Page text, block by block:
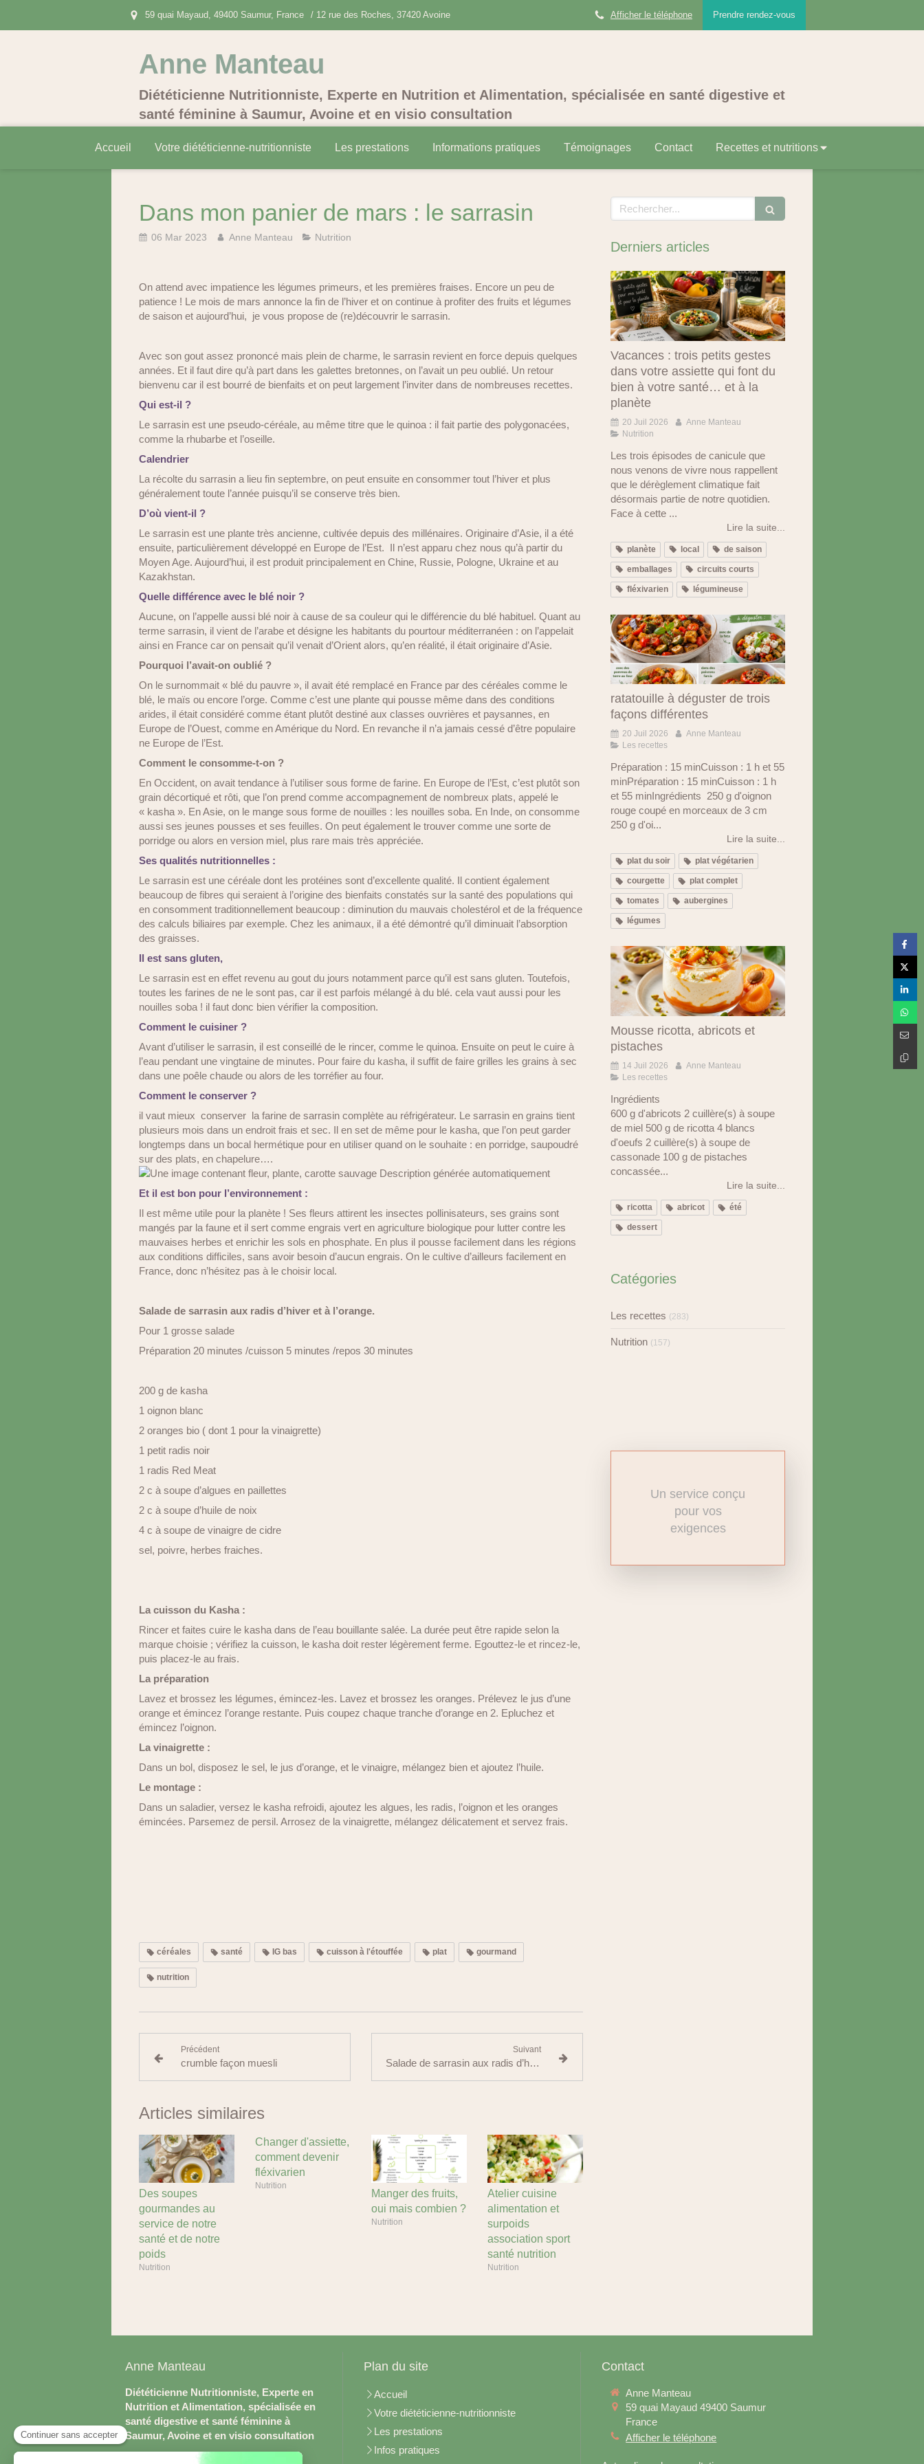
59 quai Mayaud, 49400 Saumur, France / 12 rue des Roches, 37420 Avoine Prendre rendez-vous
Afficher le téléphone
Anne Manteau
Diététicienne Nutritionniste, Experte en Nutrition et Alimentation, spécialisée en santé digestive et
santé féminine à Saumur, Avoine et en visio consultation
Accueil Votre diététicienne-nutritionniste Les prestations Informations pratiques Témoignages Contact Recettes et nutritions
Dans mon panier de mars : le sarrasin
06 Mar 2023 Anne Manteau Nutrition
On attend avec impatience les légumes primeurs, et les premières fraises. Encore un peu de
patience ! Le mois de mars annonce la fin de l’hiver et on continue à profiter des fruits et légumes
de saison et aujourd’hui, je vous propose de (re)découvrir le sarrasin.
Avec son gout assez prononcé mais plein de charme, le sarrasin revient en force depuis quelques
années. Et il faut dire qu’à part dans les galettes bretonnes, on l’avait un peu oublié. Un retour
bienvenu car il est bourré de bienfaits et on peut largement l’inviter dans de nombreuses recettes.
Qui est-il ?
Le sarrasin est une pseudo-céréale, au même titre que le quinoa : il fait partie des polygonacées,
comme la rhubarbe et l’oseille.
Calendrier
La récolte du sarrasin a lieu fin septembre, on peut ensuite en consommer tout l’hiver et plus
généralement toute l’année puisqu’il se conserve très bien.
D’où vient-il ?
Le sarrasin est une plante très ancienne, cultivée depuis des millénaires. Originaire d’Asie, il a été
ensuite, particulièrement développé en Europe de l’Est. Il n’est apparu chez nous qu’à partir du
Moyen Age. Aujourd’hui, il est produit principalement en Chine, Russie, Pologne, Ukraine et au
Kazakhstan.
Quelle différence avec le blé noir ?
Aucune, on l’appelle aussi blé noir à cause de sa couleur qui le différencie du blé habituel. Quant au
terme sarrasin, il vient de l’arabe et désigne les habitants du pourtour méditerranéen : on l’appelait
ainsi en France car on pensait qu’il venait d’Orient alors, qu’en réalité, il était originaire d’Asie.
Pourquoi l’avait-on oublié ?
On le surnommait « blé du pauvre », il avait été remplacé en France par des céréales comme le
blé, le maïs ou encore l’orge. Comme c’est une plante qui pousse même dans des conditions
arides, il était considéré comme étant plutôt destiné aux classes ouvrières et paysannes, en
Europe de l’Ouest, comme en Amérique du Nord. En revanche il n’a jamais cessé d’être populaire
ne Europe de l’Est.
Comment le consomme-t-on ?
En Occident, on avait tendance à l’utiliser sous forme de farine. En Europe de l’Est, c’est plutôt son
grain décortiqué et rôti, que l’on prend comme accompagnement de nombreux plats, appelé le
« kasha ». En Asie, on le mange sous forme de nouilles : les nouilles soba. En Inde, on consomme
aussi ses jeunes pousses et ses feuilles. On peut également le trouver comme une sorte de
porridge ou alors en version miel, plus rare mais très appréciée.
Ses qualités nutritionnelles :
Le sarrasin est une céréale dont les protéines sont d’excellente qualité. Il contient également
beaucoup de fibres qui seraient à l’origine des bienfaits constatés sur la santé des populations qui
en consomment traditionnellement beaucoup : diminution du mauvais cholestérol et de la fréquence
des calculs biliaires par exemple. Chez les animaux, il a été démontré qu’il diminuait l’absorption
des graisses.
Il est sans gluten,
Le sarrasin est en effet revenu au gout du jours notamment parce qu’il est sans gluten. Toutefois,
toutes les farines de ne le sont pas, car il est parfois mélangé à du blé. cela vaut aussi pour les
nouilles soba ! il faut donc bien vérifier la composition.
Comment le cuisiner ?
Avant d’utiliser le sarrasin, il est conseillé de le rincer, comme le quinoa. Ensuite on peut le cuire à
l’eau pendant une vingtaine de minutes. Pour faire du kasha, il suffit de faire grilles les grains à sec
dans une poêle chaude ou alors de les torréfier au four.
Comment le conserver ?
il vaut mieux conserver la farine de sarrasin complète au réfrigérateur. Le sarrasin en grains tient
plusieurs mois dans un endroit frais et sec. Il en set de même pour le kasha, que l’on peut garder
longtemps dans un bocal hermétique pour en utiliser quand on le souhaite : en porridge, saupoudré
sur des plats, en chapelure….
Et il est bon pour l’environnement :
Il est même utile pour la planète ! Ses fleurs attirent les insectes pollinisateurs, ses grains sont
mangés par la faune et il sert comme engrais vert en agriculture biologique pour lutter contre les
mauvaises herbes et enrichir les sols en phosphate. En plus il pousse facilement dans les régions
aux conditions difficiles, sans avoir besoin d’aucun engrais. On le cultive d’ailleurs facilement en
France, donc n’hésitez pas à le choisir local.
Salade de sarrasin aux radis d’hiver et à l’orange.
Pour 1 grosse salade
Préparation 20 minutes /cuisson 5 minutes /repos 30 minutes
200 g de kasha
1 oignon blanc
2 oranges bio ( dont 1 pour la vinaigrette)
1 petit radis noir
1 radis Red Meat
2 c à soupe d’algues en paillettes
2 c à soupe d’huile de noix
4 c à soupe de vinaigre de cidre
sel, poivre, herbes fraiches.
La cuisson du Kasha :
Rincer et faites cuire le kasha dans de l’eau bouillante salée. La durée peut être rapide selon la
marque choisie ; vérifiez la cuisson, le kasha doit rester légèrement ferme. Egouttez-le et rincez-le,
puis placez-le au frais.
La préparation
Lavez et brossez les légumes, émincez-les. Lavez et brossez les oranges. Prélevez le jus d’une
orange et émincez l’orange restante. Puis coupez chaque tranche d’orange en 2. Epluchez et
émincez l’oignon.
La vinaigrette :
Dans un bol, disposez le sel, le jus d’orange, et le vinaigre, mélangez bien et ajoutez l’huile.
Le montage :
Dans un saladier, versez le kasha refroidi, ajoutez les algues, les radis, l’oignon et les oranges
émincées. Parsemez de persil. Arrosez de la vinaigrette, mélangez délicatement et servez frais.
céréales santé IG bas cuisson à l'étouffée plat gourmand
nutrition
Précédent
crumble façon muesli
Suivant
Salade de sarrasin aux radis d’hiver et à l’orange.
Articles similaires
Des soupes
gourmandes au
service de notre
santé et de notre
poids
Nutrition
Changer d'assiette,
comment devenir
fléxivarien
Nutrition
Manger des fruits,
oui mais combien ?
Nutrition
Atelier cuisine
alimentation et
surpoids
association sport
santé nutrition
Nutrition
Rechercher
Derniers articles
Vacances : trois petits gestes
dans votre assiette qui font du
bien à votre santé… et à la
planète
20 Juil 2026
Anne Manteau
Nutrition
Les trois épisodes de canicule que
nous venons de vivre nous rappellent
que le dérèglement climatique fait
désormais partie de notre quotidien.
Face à cette ...
Lire la suite...
planète local de saison
emballages circuits courts
fléxivarien légumineuse
ratatouille à déguster de trois
façons différentes
20 Juil 2026
Anne Manteau
Les recettes
Préparation : 15 minCuisson : 1 h et 55
minPréparation : 15 minCuisson : 1 h
et 55 minIngrédients 250 g d'oignon
rouge coupé en morceaux de 3 cm
250 g d'oi...
Lire la suite...
plat du soir plat végétarien
courgette plat complet
tomates aubergines
légumes
Mousse ricotta, abricots et
pistaches
14 Juil 2026
Anne Manteau
Les recettes
Ingrédients
600 g d'abricots 2 cuillère(s) à soupe
de miel 500 g de ricotta 4 blancs
d'oeufs 2 cuillère(s) à soupe de
cassonade 100 g de pistaches
concassée...
Lire la suite...
ricotta abricot été
dessert
Catégories
Les recettes (283)
Nutrition (157)
Un service conçu
pour vos
exigences
Anne Manteau
Diététicienne Nutritionniste, Experte en
Nutrition et Alimentation, spécialisée en
santé digestive et santé féminine à
Saumur, Avoine et en visio consultation
Plan du site
Accueil
Votre diététicienne-nutritionniste
Les prestations
Infos pratiques
Contact
Anne Manteau
59 quai Mayaud 49400 Saumur
France
Afficher le téléphone